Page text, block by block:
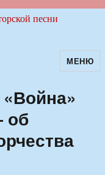
авторскойМЕНЮ
об